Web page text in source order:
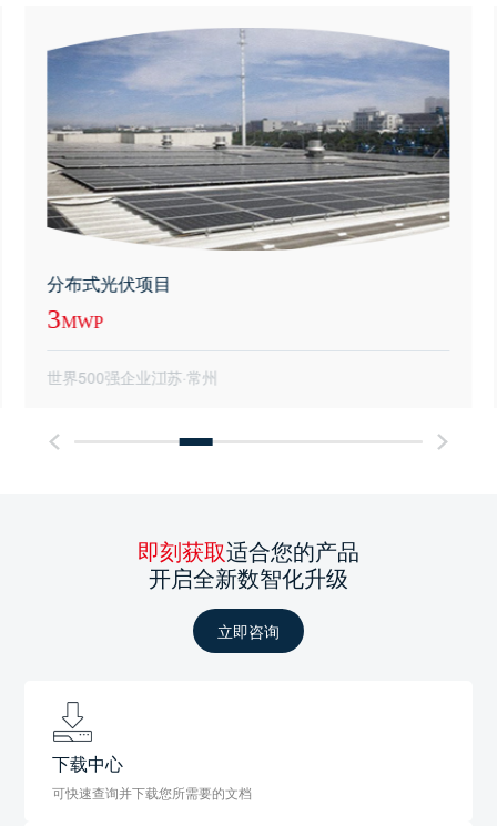
分布式光伏项目
3MWP
世界500强企业江苏·常州
即刻获取适合您的产品
开启全新数智化升级
立即咨询
下载中心
可快速查询并下载您所需要的文档